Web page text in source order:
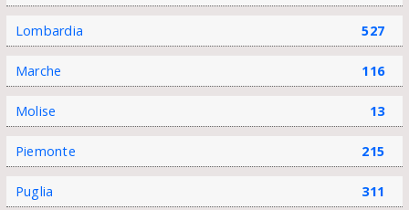
Lombardia 527
Marche 116
Molise 13
Piemonte 215
Puglia 311